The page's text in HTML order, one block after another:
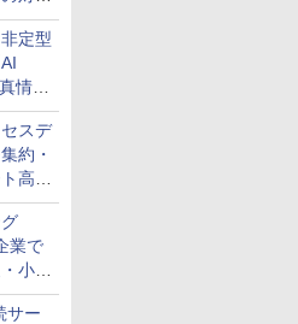
に訓
定型
情報
スデ
約・
高速
業で
小売
実装
サー